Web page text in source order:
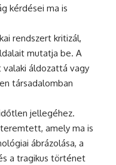
kérdései ma is
rendszert kritizál,
mutatja be. A
áldozattá vagy
társadalomban
jellegéhez.
amely ma is
ábrázolása, a
a tragikus történet